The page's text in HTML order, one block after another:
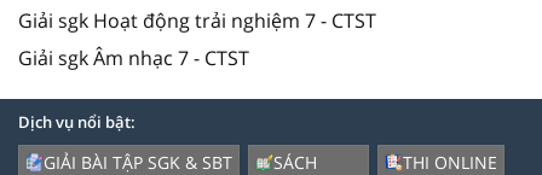
Giải sgk Hoạt động trải nghiệm 7 - CTST
Giải sgk Âm nhạc 7 - CTST
Dịch vụ nổi bật:
GIẢI BÀI TẬP SGK & SBT
SÁCH
THI ONLINE